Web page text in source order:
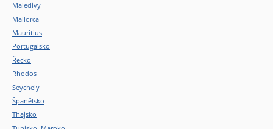
Maledivy
Mallorca
Mauritius
Portugalsko
Řecko
Rhodos
Seychely
Španělsko
Thajsko